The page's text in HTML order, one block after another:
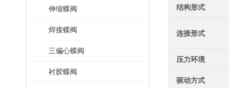
伸缩蝶阀
焊接蝶阀
三偏心蝶阀
衬胶蝶阀
结构形式
连接形式
压力环境
驱动方式